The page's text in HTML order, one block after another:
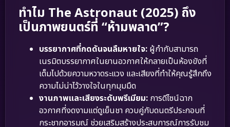
ทำไม The Astronaut (2025) ถึง
เป็นภาพยนตร์ที่ “ห้ามพลาด”?
บรรยากาศที่กดดันจนลืมหายใจ: ผู้กำกับสามารถ
เนรมิตบรรยากาศในยานอวกาศให้กลายเป็นห้องขังที่
เต็มไปด้วยความหวาดระแวง และเสียงที่ทำให้คุณรู้สึกถึง
ความไม่น่าไว้วางใจในทุกมุมมืด
งานภาพและเสียงระดับพรีเมียม: การดีไซน์ฉาก
อวกาศที่งดงามแต่ดูเย็นชา ควบคู่กับดนตรีประกอบที่
กระชากอารมณ์ ช่วยเสริมสร้างประสบการณ์การรับชม